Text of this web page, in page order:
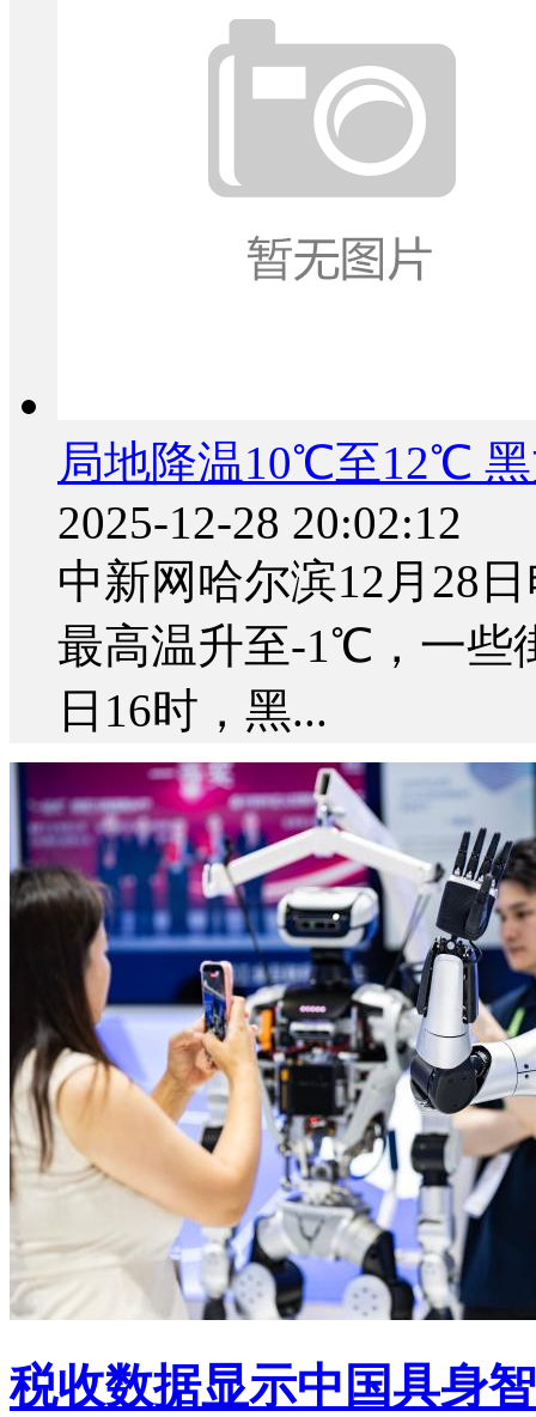
局地降温10℃至12℃
2025-12-28 20:02:12
中新网哈尔滨12月28
最高温升至-1℃，一些
日16时，黑...
税收数据显示中国具身